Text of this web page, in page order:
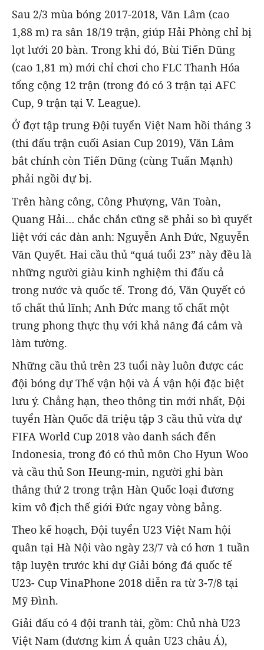
Sau 2/3 mùa bóng 2017-2018, Văn Lâm (cao
1,88 m) ra sân 18/19 trận, giúp Hải Phòng chỉ bị
lọt lưới 20 bàn. Trong khi đó, Bùi Tiến Dũng
(cao 1,81 m) mới chỉ chơi cho FLC Thanh Hóa
tổng cộng 12 trận (trong đó có 3 trận tại AFC
Cup, 9 trận tại V. League).
Ở đợt tập trung Đội tuyển Việt Nam hồi tháng 3
(thi đấu trận cuối Asian Cup 2019), Văn Lâm
bắt chính còn Tiến Dũng (cùng Tuấn Mạnh)
phải ngồi dự bị.
Trên hàng công, Công Phượng, Văn Toàn,
Quang Hải… chắc chắn cũng sẽ phải so bì quyết
liệt với các đàn anh: Nguyễn Anh Đức, Nguyễn
Văn Quyết. Hai cầu thủ “quá tuổi 23” này đều là
những người giàu kinh nghiệm thi đấu cả
trong nước và quốc tế. Trong đó, Văn Quyết có
tố chất thủ lĩnh; Anh Đức mang tố chất một
trung phong thực thụ với khả năng đá cắm và
làm tường.
Những cầu thủ trên 23 tuổi này luôn được các
đội bóng dự Thế vận hội và Á vận hội đặc biệt
lưu ý. Chẳng hạn, theo thông tin mới nhất, Đội
tuyển Hàn Quốc đã triệu tập 3 cầu thủ vừa dự
FIFA World Cup 2018 vào danh sách đến
Indonesia, trong đó có thủ môn Cho Hyun Woo
và cầu thủ Son Heung-min, người ghi bàn
thắng thứ 2 trong trận Hàn Quốc loại đương
kim vô địch thế giới Đức ngay vòng bảng.
Theo kế hoạch, Đội tuyển U23 Việt Nam hội
quân tại Hà Nội vào ngày 23/7 và có hơn 1 tuần
tập luyện trước khi dự Giải bóng đá quốc tế
U23- Cup VinaPhone 2018 diễn ra từ 3-7/8 tại
Mỹ Đình.
Giải đấu có 4 đội tranh tài, gồm: Chủ nhà U23
Việt Nam (đương kim Á quân U23 châu Á),